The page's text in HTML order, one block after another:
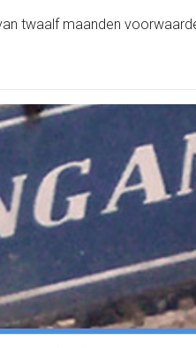
twaalf maanden